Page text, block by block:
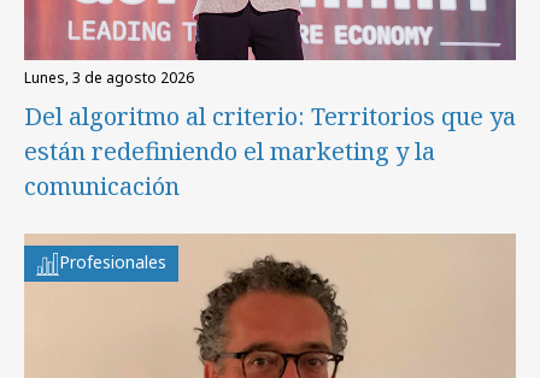
lunes, 3 de agosto 2026
Del algoritmo al criterio: Territorios que ya
están redefiniendo el marketing y la
comunicación
Profesionales